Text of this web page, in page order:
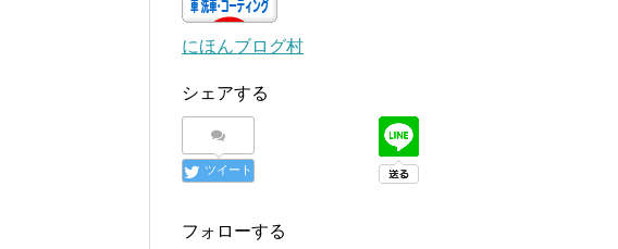
にほんブログ村
シェアする
ツイート
フォローする